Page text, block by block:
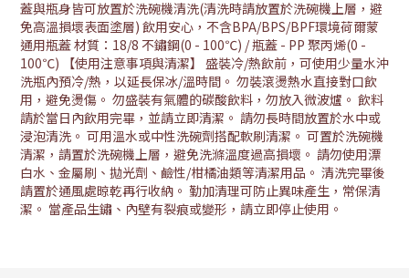
蓋與瓶身皆可放置於洗碗機清洗(清洗時請放置於洗碗機上層，避
免高溫損壞表面塗層) 飲用安心，不含BPA/BPS/BPF環境荷爾蒙
通用瓶蓋 材質：18/8 不鏽鋼(0 - 100℃) / 瓶蓋 - PP 聚丙烯(0 -
100℃) 【使用注意事項與清潔】 盛裝冷/熱飲前，可使用少量水沖
洗瓶內預冷/熱，以延長保冰/溫時間。 勿裝滾燙熱水直接對口飲
用，避免燙傷。 勿盛裝有氣體的碳酸飲料，勿放入微波爐。 飲料
請於當日內飲用完畢，並請立即清潔。 請勿長時間放置於水中或
浸泡清洗。 可用溫水或中性洗碗劑搭配軟刷清潔。 可置於洗碗機
清潔，請置於洗碗機上層，避免洗滌溫度過高損壞。 請勿使用漂
白水、金屬刷、拋光劑、鹼性/柑橘油類等清潔用品。 清洗完畢後
請置於通風處晾乾再行收納。 勤加清理可防止異味產生，常保清
潔。 當產品生鏽、內壁有裂痕或變形，請立即停止使用。